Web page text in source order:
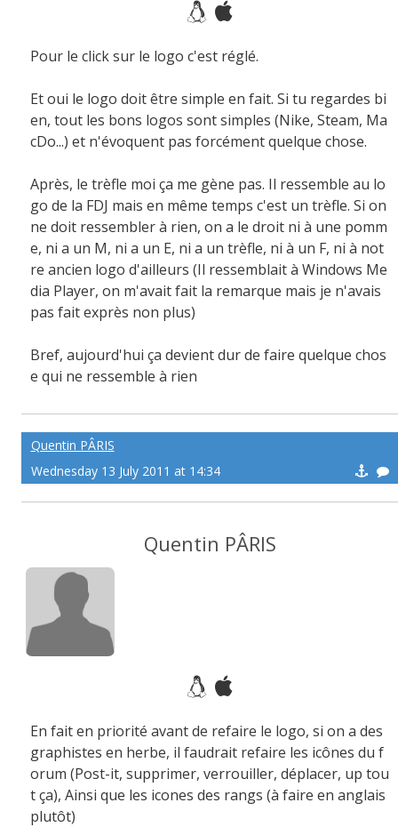
Pour le click sur le logo c'est réglé.
Et oui le logo doit être simple en fait. Si tu regardes bi
en, tout les bons logos sont simples (Nike, Steam, Ma
cDo...) et n'évoquent pas forcément quelque chose.
Après, le trèfle moi ça me gène pas. Il ressemble au lo
go de la FDJ mais en même temps c'est un trèfle. Si on
ne doit ressembler à rien, on a le droit ni à une pomm
e, ni a un M, ni a un E, ni a un trèfle, ni à un F, ni à not
re ancien logo d'ailleurs (Il ressemblait à Windows Me
dia Player, on m'avait fait la remarque mais je n'avais
pas fait exprès non plus)
Bref, aujourd'hui ça devient dur de faire quelque chos
e qui ne ressemble à rien
Quentin PÂRIS
Wednesday 13 July 2011 at 14:34
Quentin PÂRIS
En fait en priorité avant de refaire le logo, si on a des
graphistes en herbe, il faudrait refaire les icônes du f
orum (Post-it, supprimer, verrouiller, déplacer, up tou
t ça), Ainsi que les icones des rangs (à faire en anglais
plutôt)